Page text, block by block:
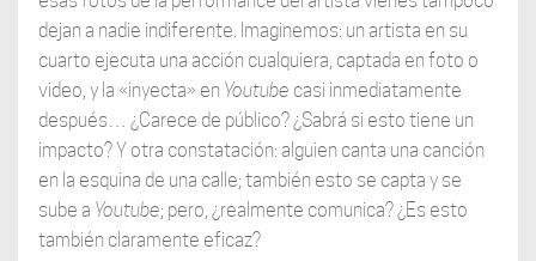
dejan a nadie indiferente. Imaginemos: un artista en su
cuarto ejecuta una acción cualquiera, captada en foto o
video, y la «inyecta» en Youtube casi inmediatamente
después… ¿Carece de público? ¿Sabrá si esto tiene un
impacto? Y otra constatación: alguien canta una canción
en la esquina de una calle; también esto se capta y se
sube a Youtube; pero, ¿realmente comunica? ¿Es esto
también claramente eficaz?